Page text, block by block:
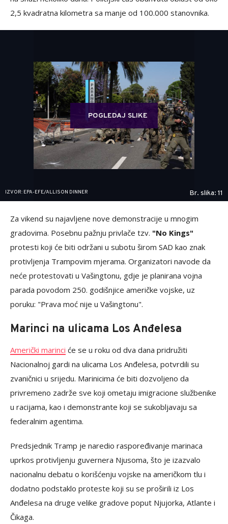
2,5 kvadratna kilometra sa manje od 100.000 stanovnika.
POGLEDAJ SLIKE
IZVOR: EPA-EFE/ALLISON DINNER Br. slika: 11
Za vikend su najavljene nove demonstracije u mnogim
gradovima. Posebnu pažnju privlače tzv. "No Kings"
protesti koji će biti održani u subotu širom SAD kao znak
protivljenja Trampovim mjerama. Organizatori navode da
neće protestovati u Vašingtonu, gdje je planirana vojna
parada povodom 250. godišnjice američke vojske, uz
poruku: "Prava moć nije u Vašingtonu".
Marinci na ulicama Los Anđelesa
Američki marinci će se u roku od dva dana pridružiti
Nacionalnoj gardi na ulicama Los Anđelesa, potvrdili su
zvaničnici u srijedu. Marinicima će biti dozvoljeno da
privremeno zadrže sve koji ometaju imigracione službenike
u racijama, kao i demonstrante koji se sukobljavaju sa
federalnim agentima.
Predsjednik Tramp je naredio raspoređivanje marinaca
uprkos protivljenju guvernera Njusoma, što je izazvalo
nacionalnu debatu o korišćenju vojske na američkom tlu i
dodatno podstaklo proteste koji su se proširili iz Los
Anđelesa na druge velike gradove poput Njujorka, Atlante i
Čikaga.